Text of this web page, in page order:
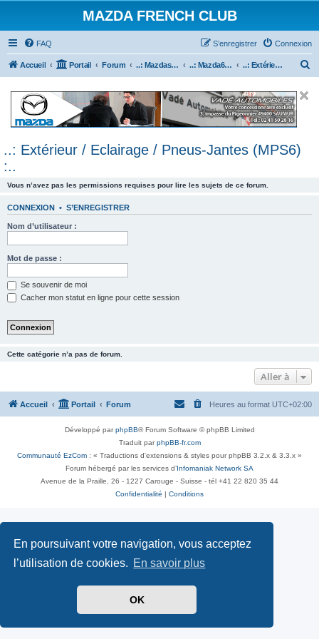
En poursuivant votre navigation, vous acceptez
l’utilisation de cookies. En savoir plus
OK
MAZDA FRENCH CLUB
FAQ Connexion
S’enregistrer
Accueil Portail Forum ..: Mazdaspeed & MPS :.. ..: Mazda6 MPS & Mazdaspeed 6 :.. ..: Extérieur / Eclairage / Pneus-Jantes (MPS6) :..
..: Extérieur / Eclairage / Pneus-Jantes (MPS6)
:..
Vous n’avez pas les permissions requises pour lire les sujets de ce forum.
CONNEXION • S’ENREGISTRER
Nom d’utilisateur :
Mot de passe :
Se souvenir de moi
Cacher mon statut en ligne pour cette session
Cette catégorie n’a pas de forum.
Aller à
Accueil Portail Forum Heures au format UTC+02:00
Développé parphpBB® Forum Software © phpBB Limited
Traduit parphpBB-fr.com
Communauté EzCom : « Traductions d'extensions & styles pour phpBB 3.2.x & 3.3.x »
Forum hébergé par les services d’ Infomaniak Network SA
Avenue de la Praille, 26 - 1227 Carouge - Suisse - tél +41 22 820 35 44
Confidentialité
Conditions